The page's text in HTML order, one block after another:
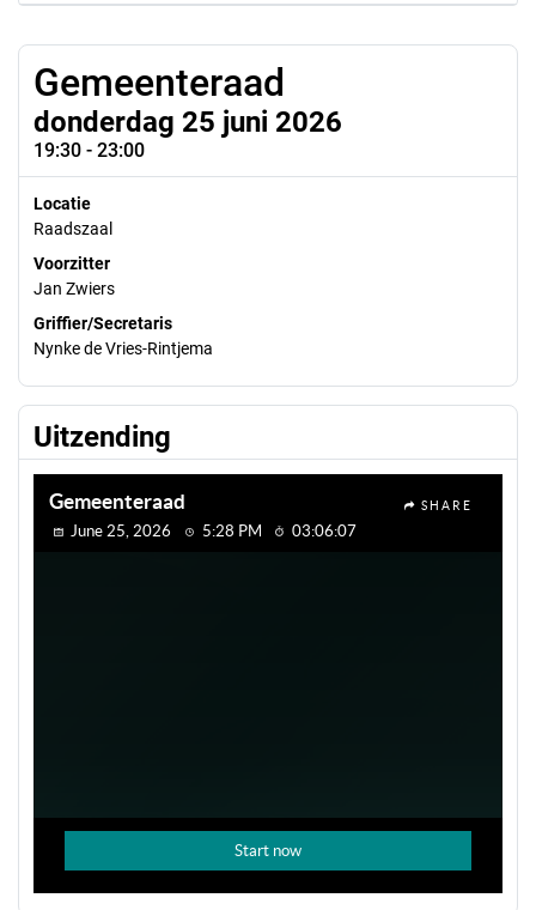
Gemeenteraad
donderdag 25 juni 2026
19:30 - 23:00
Locatie
Raadszaal
Voorzitter
Jan Zwiers
Griffier/Secretaris
Nynke de Vries-Rintjema
Uitzending